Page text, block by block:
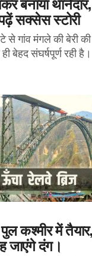
सक्सेस स्टोरी
से गांव मंगले की बेरी
बेहद संघर्षपूर्ण रही है।
कश्मीर में तैयार,
जाएंगे दंग।